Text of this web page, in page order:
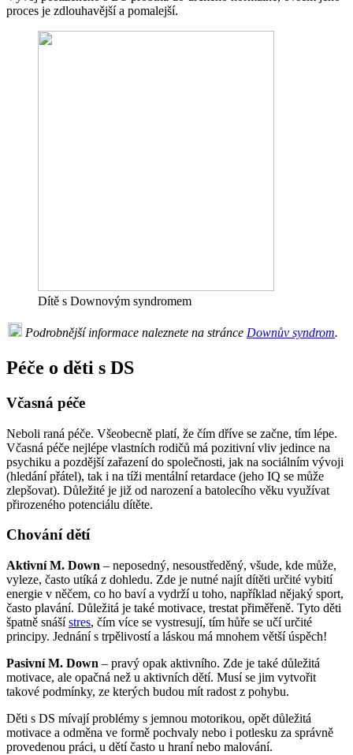
proces je zdlouhavější a pomalejší.
Dítě s Downovým syndromem
Podrobnější informace naleznete na stránce Downův syndrom.
Péče o děti s DS
Včasná péče
Neboli raná péče. Všeobecně platí, že čím dříve se začne, tím lépe.
Včasná péče nejlépe vlastních rodičů má pozitivní vliv jedince na
psychiku a pozdější zařazení do společnosti, jak na sociálním vývoji
(hledání přátel), tak i na tíži mentální retardace (jeho IQ se může
zlepšovat). Důležité je již od narození a batolecího věku využívat
přirozeného potenciálu dítěte.
Chování dětí
Aktivní M. Down – neposedný, nesoustředěný, všude, kde může,
vyleze, často utíká z dohledu. Zde je nutné najít dítěti určité vybití
energie v něčem, co ho baví a vydrží u toho, například nějaký sport,
často plavání. Důležitá je také motivace, trestat přiměřeně. Tyto děti
špatně snášístres, čím více se vystresují, tím hůře se učí určité
principy. Jednání s trpělivostí a láskou má mnohem větší úspěch!
Pasivní M. Down – pravý opak aktivního. Zde je také důležitá
motivace, ale opačná než u aktivních dětí. Musí se jim vytvořit
takové podmínky, ze kterých budou mít radost z pohybu.
Děti s DS mívají problémy s jemnou motorikou, opět důležitá
motivace a odměna ve formě pochvaly nebo i potlesku za správně
provedenou práci, u dětí často u hraní nebo malování.